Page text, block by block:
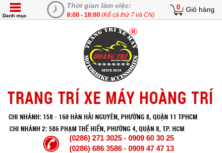
Thời gian làm việc:
8:00 - 18:00 (Kể cả thứ 7 và CN)
0 Giỏ hàng
Danh mục
(0286) 271 3025 - 0909 60 30 25
(0286) 686 3586 - 0909 47 47 13